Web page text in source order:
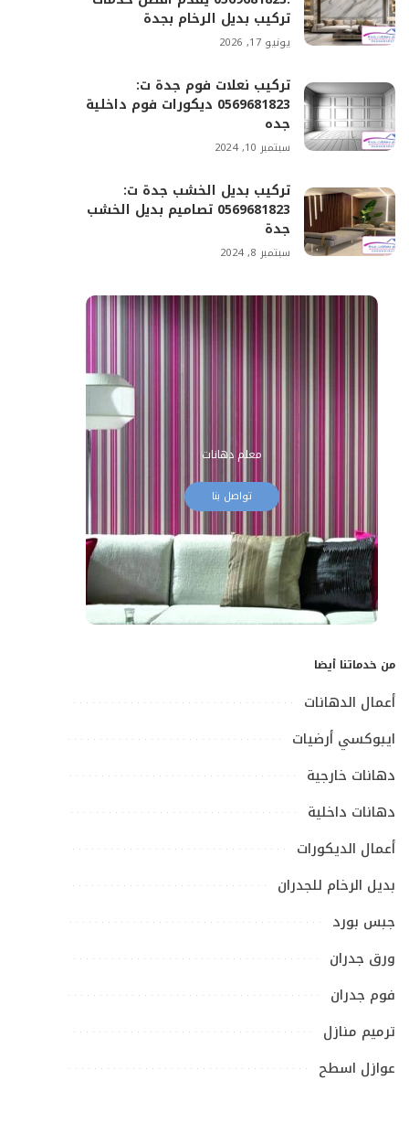
تركيب بديل الرخام بجدة
يونيو 17, 2026
تركيب نعلات فوم جدة ت:
0569681823 ديكورات فوم داخلية
جده
سبتمبر 10, 2024
تركيب بديل الخشب جدة ت:
0569681823 تصاميم بديل الخشب
جدة
سبتمبر 8, 2024
معلم دهانات
تواصل بنا
من خدماتنا أيضا
أعمال الدهانات
ايبوكسي أرضيات
دهانات خارجية
دهانات داخلية
أعمال الديكورات
بديل الرخام للجدران
جبس بورد
ورق جدران
فوم جدران
ترميم منازل
عوازل اسطح